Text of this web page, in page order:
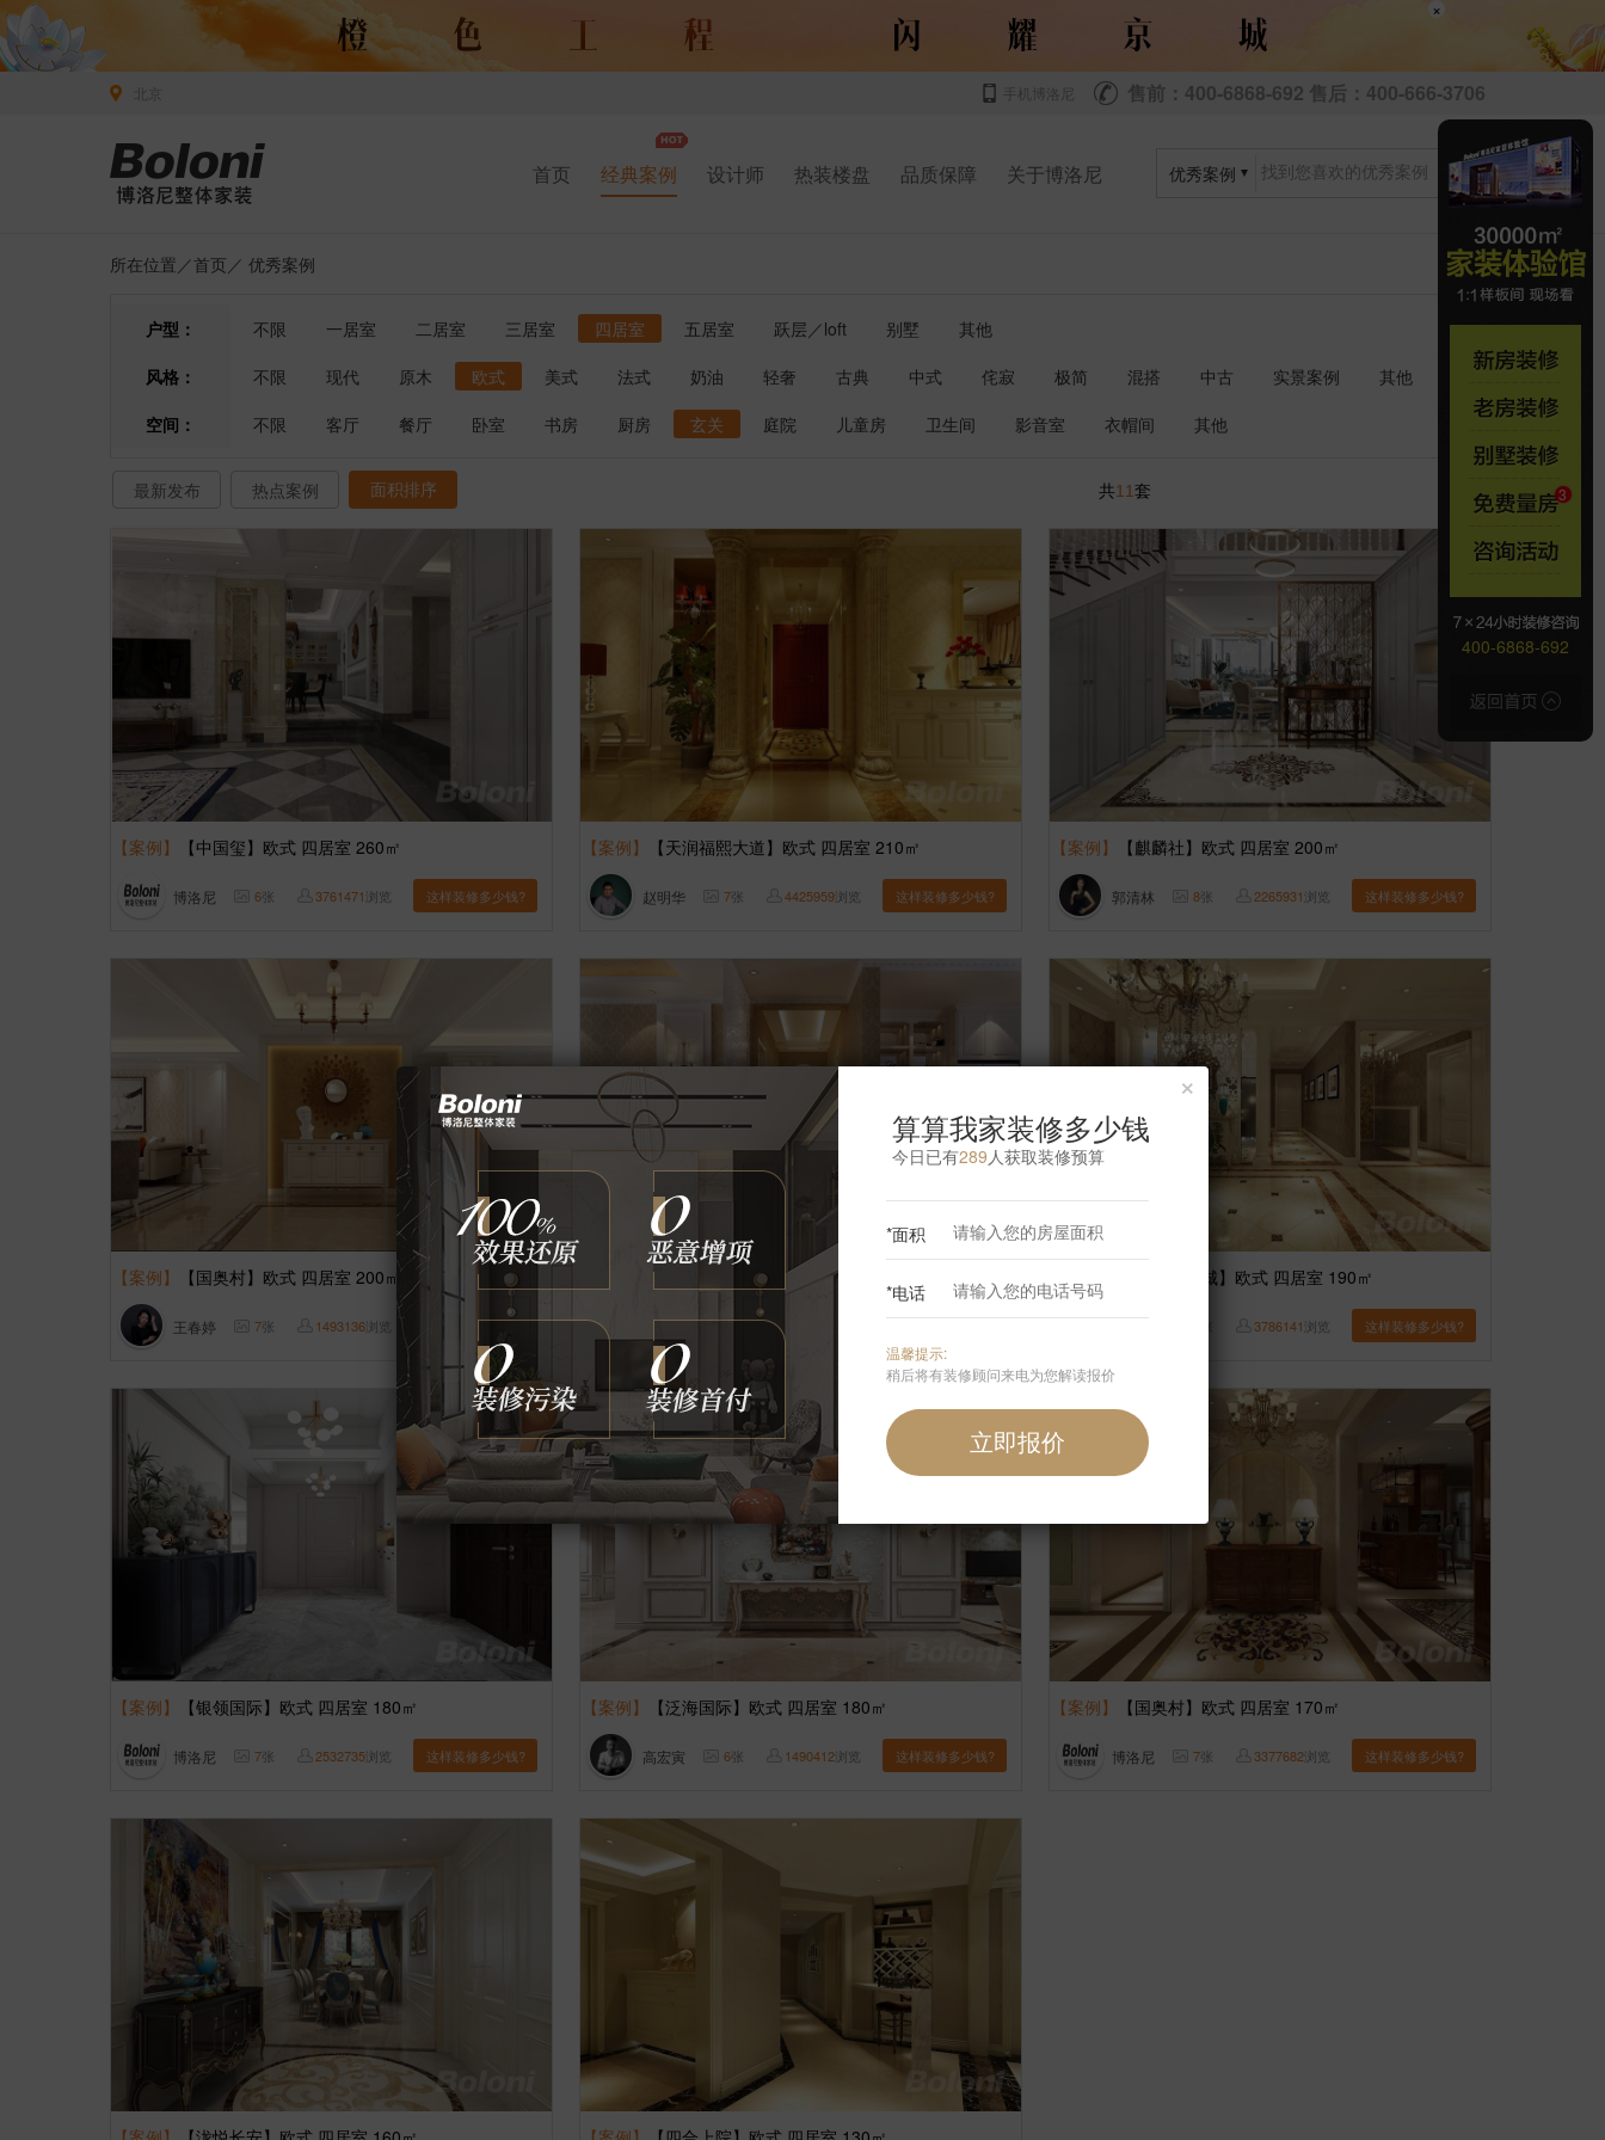
×
手机博洛尼 售前：400-6868-692 售后：400-666-3706
首页 经典案例 设计师 热装楼盘 品质保障 关于博洛尼 优秀案例
所在位置／首页 ／ 优秀案例
户型： 不限 一居室 二居室 三居室 四居室 五居室 跃层／loft 别墅
其他
风格：
不限 现代 原木 欧式 美式 法式 奶油 轻奢 古典 中式 侘寂 极简 混搭 中古 实景案例
其他
空间：
不限 客厅 餐厅 卧室 书房 厨房 玄关 庭院 儿童房 卫生间 影音室 衣帽间 其他
最新发布 热点案例 面积排序 共11套 1
【案例】 【中国玺】欧式 四居室 260㎡
博洛尼 6张 3761471浏览 这样装修多少钱?
【案例】 【天润福熙大道】欧式 四居室 210㎡
赵明华 7张 4425959浏览 这样装修多少钱?
【案例】 【麒麟社】欧式 四居室 200㎡
郭清林 8张 2265931浏览 这样装修多少钱?
【案例】 【国奥村】欧式 四居室 200㎡
王春婷 7张 1493136浏览 这样装修多少钱?
【凤凰城】欧式 四居室 190㎡
博洛尼 6张
【案例】 【固安孔雀城】欧式 四居室 190㎡
3786141浏览 这样装修多少钱?
【案例】 【银领国际】欧式 四居室 180㎡
博洛尼 7张 2532735浏览 这样装修多少钱?
【案例】 【泛海国际】欧式 四居室 180㎡
高宏寅 6张 1490412浏览 这样装修多少钱?
【案例】 【国奥村】欧式 四居室 170㎡
博洛尼 7张 3377682浏览 这样装修多少钱?
400-6868-692
×
算算我家装修多少钱
今日已有289 人获取装修预算
*面积
*电话
温馨提示:
稍后将有装修顾问来电为您解读报价